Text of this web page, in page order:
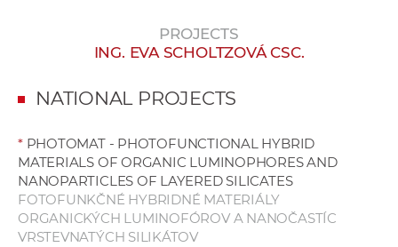
r
PROJECTS
ING. EVA SCHOLTZOVÁ CSC.
NATIONAL PROJECTS
*PHOTOMAT - PHOTOFUNCTIONAL HYBRID
MATERIALS OF ORGANIC LUMINOPHORES AND
NANOPARTICLES OF LAYERED SILICATES
FOTOFUNKČNÉ HYBRIDNÉ MATERIÁLY
ORGANICKÝCH LUMINOFÓROV A NANOČASTÍC
VRSTEVNATÝCH SILIKÁTOV